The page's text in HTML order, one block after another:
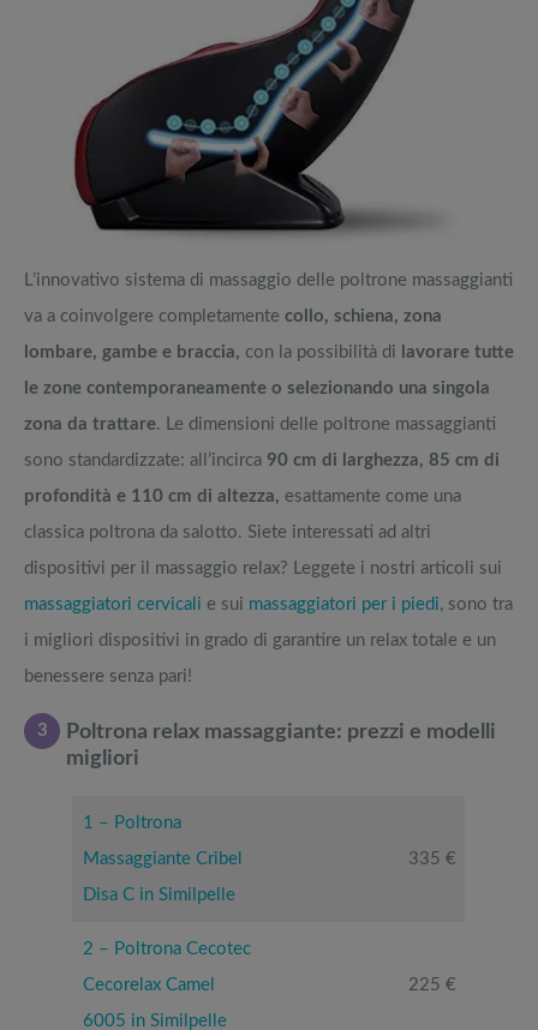
L’innovativo sistema di massaggio delle poltrone massaggianti
va a coinvolgere completamente collo, schiena, zona
lombare, gambe e braccia, con la possibilità di lavorare tutte
le zone contemporaneamente o selezionando una singola
zona da trattare. Le dimensioni delle poltrone massaggianti
sono standardizzate: all’incirca 90 cm di larghezza, 85 cm di
profondità e 110 cm di altezza, esattamente come una
classica poltrona da salotto. Siete interessati ad altri
dispositivi per il massaggio relax? Leggete i nostri articoli sui
massaggiatori cervicali e sui massaggiatori per i piedi, sono tra
i migliori dispositivi in grado di garantire un relax totale e un
benessere senza pari!
3
Poltrona relax massaggiante: prezzi e modelli
migliori
1 – Poltrona
Massaggiante Cribel
Disa C in Similpelle
335 €
2 – Poltrona Cecotec
Cecorelax Camel
6005 in Similpelle
225 €